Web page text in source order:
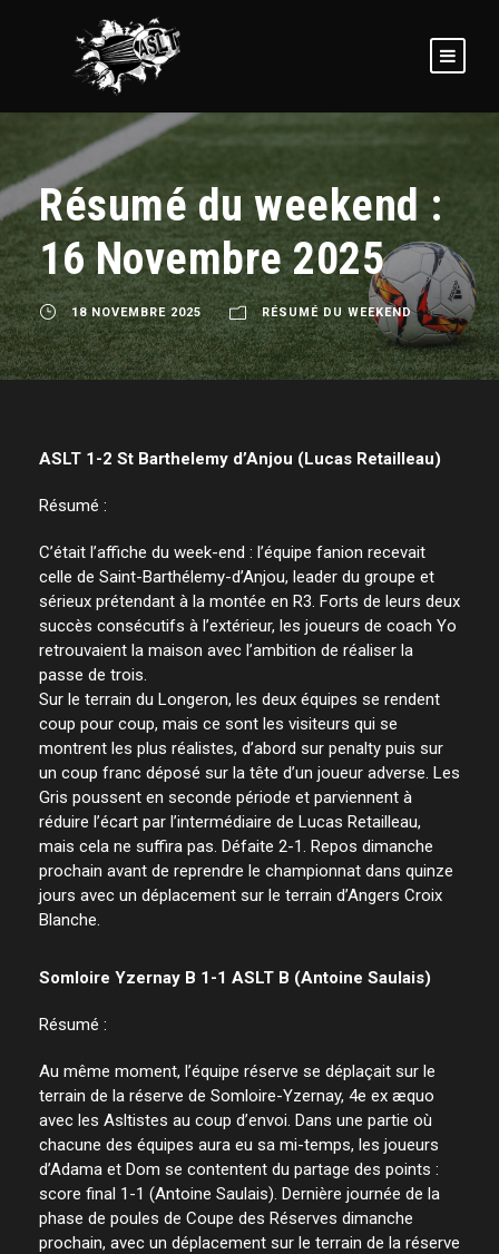
Résumé du weekend :
16 Novembre 2025
18 NOVEMBRE 2025 RÉSUMÉ DU WEEKEND
ASLT 1-2 St Barthelemy d’Anjou (Lucas Retailleau)
Résumé :
C’était l’affiche du week-end : l’équipe fanion recevait
celle de Saint-Barthélemy-d’Anjou, leader du groupe et
sérieux prétendant à la montée en R3. Forts de leurs deux
succès consécutifs à l’extérieur, les joueurs de coach Yo
retrouvaient la maison avec l’ambition de réaliser la
passe de trois.
Sur le terrain du Longeron, les deux équipes se rendent
coup pour coup, mais ce sont les visiteurs qui se
montrent les plus réalistes, d’abord sur penalty puis sur
un coup franc déposé sur la tête d’un joueur adverse. Les
Gris poussent en seconde période et parviennent à
réduire l’écart par l’intermédiaire de Lucas Retailleau,
mais cela ne suffira pas. Défaite 2-1. Repos dimanche
prochain avant de reprendre le championnat dans quinze
jours avec un déplacement sur le terrain d’Angers Croix
Blanche.
Somloire Yzernay B 1-1 ASLT B (Antoine Saulais)
Résumé :
Au même moment, l’équipe réserve se déplaçait sur le
terrain de la réserve de Somloire-Yzernay, 4e ex æquo
avec les Asltistes au coup d’envoi. Dans une partie où
chacune des équipes aura eu sa mi-temps, les joueurs
d’Adama et Dom se contentent du partage des points :
score final 1-1 (Antoine Saulais). Dernière journée de la
phase de poules de Coupe des Réserves dimanche
prochain, avec un déplacement sur le terrain de la réserve